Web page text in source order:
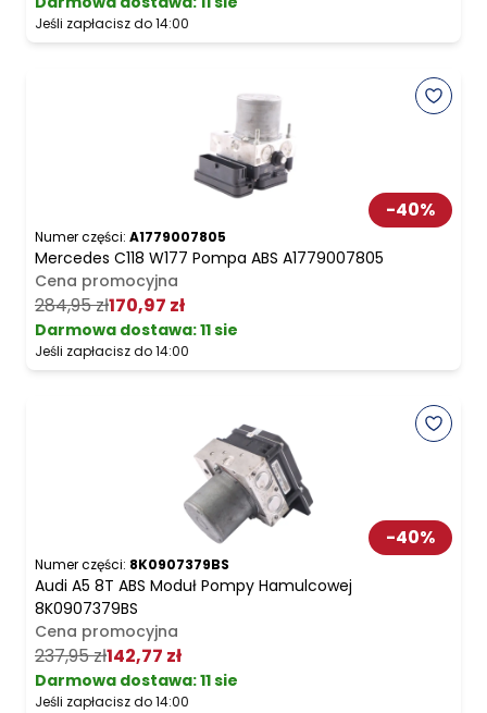
Jeśli zapłacisz do 14:00
-40%
Numer części: A1779007805
Mercedes C118 W177 Pompa ABS A1779007805
Cena promocyjna
284,95 zł170,97 zł
Darmowa dostawa:11 sie
Jeśli zapłacisz do 14:00
-40%
Numer części: 8K0907379BS
Audi A5 8T ABS Moduł Pompy Hamulcowej
8K0907379BS
Cena promocyjna
237,95 zł142,77 zł
Darmowa dostawa:11 sie
Jeśli zapłacisz do 14:00